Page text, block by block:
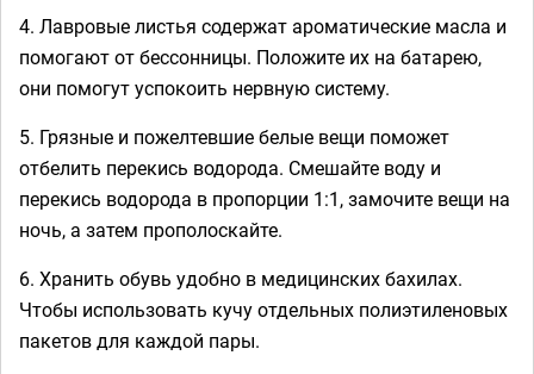
4. Лавровые листья содержат ароматические масла и
помогают от бессонницы. Положите их на батарею,
они помогут успокоить нервную систему.
5. Грязные и пожелтевшие белые вещи поможет
отбелить перекись водорода. Смешайте воду и
перекись водорода в пропорции 1:1, замочите вещи на
ночь, а затем прополоскайте.
6. Хранить обувь удобно в медицинских бахилах.
Чтобы использовать кучу отдельных полиэтиленовых
пакетов для каждой пары.